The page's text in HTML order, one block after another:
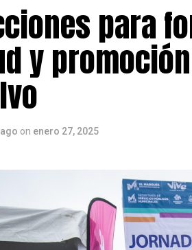
para
y
on enero 27, 2025